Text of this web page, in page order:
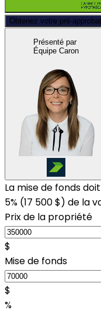
Obtenez votre pré-
Présenté par
Équipe Caron
La mise de fonds
5% (17 500 $) de la
Prix de la propriété
$
Mise de fonds
$
%